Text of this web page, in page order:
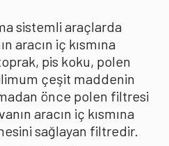
sistemli araçlarda
aracın iç kısmına
pis koku, polen
çeşit maddenin
önce polen filtresi
aracın iç kısmına
sağlayan filtredir.